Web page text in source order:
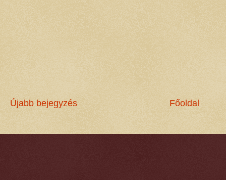
Újabb bejegyzés Főoldal